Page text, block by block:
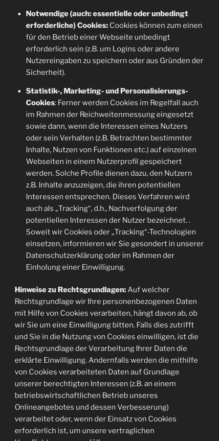
Notwendige (auch: essentielle oder unbedingt
erforderliche) Cookies:Cookies können zum einen
für den Betrieb einer Webseite unbedingt
erforderlich sein (z.B. um Logins oder andere
Nutzereingaben zu speichern oder aus Gründen der
Sicherheit).
Statistik-, Marketing- und Personalisierungs-
Cookies: Ferner werden Cookies im Regelfall auch
im Rahmen der Reichweitenmessung eingesetzt
sowie dann, wenn die Interessen eines Nutzers
oder sein Verhalten (z.B. Betrachten bestimmter
Inhalte, Nutzen von Funktionen etc.) auf einzelnen
Webseiten in einem Nutzerprofil gespeichert
werden. Solche Profile dienen dazu, den Nutzern
z.B. Inhalte anzuzeigen, die ihren potentiellen
Interessen entsprechen. Dieses Verfahren wird
auch als „Tracking“, d.h., Nachverfolgung der
potentiellen Interessen der Nutzer bezeichnet. .
Soweit wir Cookies oder „Tracking“-Technologien
einsetzen, informieren wir Sie gesondert in unserer
Datenschutzerklärung oder im Rahmen der
Einholung einer Einwilligung.
Hinweise zu Rechtsgrundlagen:Auf welcher
Rechtsgrundlage wir Ihre personenbezogenen Daten
mit Hilfe von Cookies verarbeiten, hängt davon ab, ob
wir Sie um eine Einwilligung bitten. Falls dies zutrifft
und Sie in die Nutzung von Cookies einwilligen, ist die
Rechtsgrundlage der Verarbeitung Ihrer Daten die
erklärte Einwilligung. Andernfalls werden die mithilfe
von Cookies verarbeiteten Daten auf Grundlage
unserer berechtigten Interessen (z.B. an einem
betriebswirtschaftlichen Betrieb unseres
Onlineangebotes und dessen Verbesserung)
verarbeitet oder, wenn der Einsatz von Cookies
erforderlich ist, um unsere vertraglichen